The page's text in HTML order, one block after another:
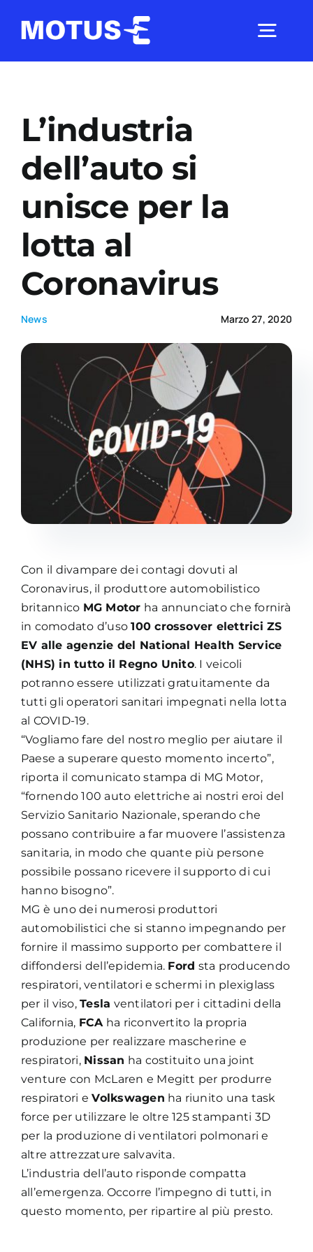
Studi e ricerche
Analisi di mercato
Comunicati Stampa
Academy
L’industria
dell’auto si
unisce per la
lotta al
Coronavirus
News Marzo 27, 2020
Con il divampare dei contagi dovuti al
Coronavirus, il produttore automobilistico
britannico MG Motor ha annunciato che fornirà
in comodato d’uso100 crossover elettrici ZS
EV alle agenzie del National Health Service
(NHS) in tutto il Regno Unito. I veicoli
potranno essere utilizzati gratuitamente da
tutti gli operatori sanitari impegnati nella lotta
al COVID-19.
“Vogliamo fare del nostro meglio per aiutare il
Paese a superare questo momento incerto”,
riporta il comunicato stampa di MG Motor,
“fornendo 100 auto elettriche ai nostri eroi del
Servizio Sanitario Nazionale, sperando che
possano contribuire a far muovere l’assistenza
sanitaria, in modo che quante più persone
possibile possano ricevere il supporto di cui
hanno bisogno”.
MG è uno dei numerosi produttori
automobilistici che si stanno impegnando per
fornire il massimo supporto per combattere il
diffondersi dell’epidemia. Ford sta producendo
respiratori, ventilatori e schermi in plexiglass
per il viso,Tesla ventilatori per i cittadini della
California, FCAha riconvertito la propria
produzione per realizzare mascherine e
respiratori, Nissan ha costituito una joint
venture con McLaren e Megitt per produrre
respiratori eVolkswagen ha riunito una task
force per utilizzare le oltre 125 stampanti 3D
per la produzione di ventilatori polmonari e
altre attrezzature salvavita.
L’industria dell’auto risponde compatta
all’emergenza. Occorre l’impegno di tutti, in
questo momento, per ripartire al più presto.